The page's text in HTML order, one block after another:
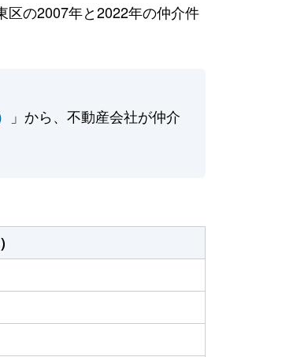
区の2007年と2022年の仲介件
」から、不動産会社が仲介